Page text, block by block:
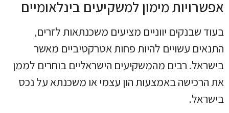
אפשרויות מימון למשקיעים בינלאומיים
בעוד שבנקים יווניים מציעים משכנתאות לזרים,
התנאים עשויים להיות פחות אטרקטיביים מאשר
בישראל. רבים מהמשקיעים הישראליים בוחרים לממן
את הרכישה באמצעות הון עצמי או משכנתא על נכס
בישראל.